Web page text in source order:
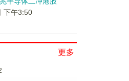
下午3:50
更多